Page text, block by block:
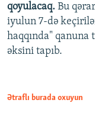
qoyulacaq. Bu
iyulun 7-də
haqqında"
əksini tapıb.
Ətraflı burada oxuyun